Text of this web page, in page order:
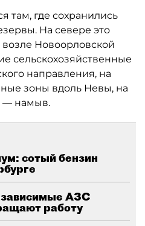
там, где сохранились
На севере это
Новоорловской
сельскохозяйственные
направления, на
зоны вдоль Невы, на
— намыв.
сотый бензин
АЗС
работу